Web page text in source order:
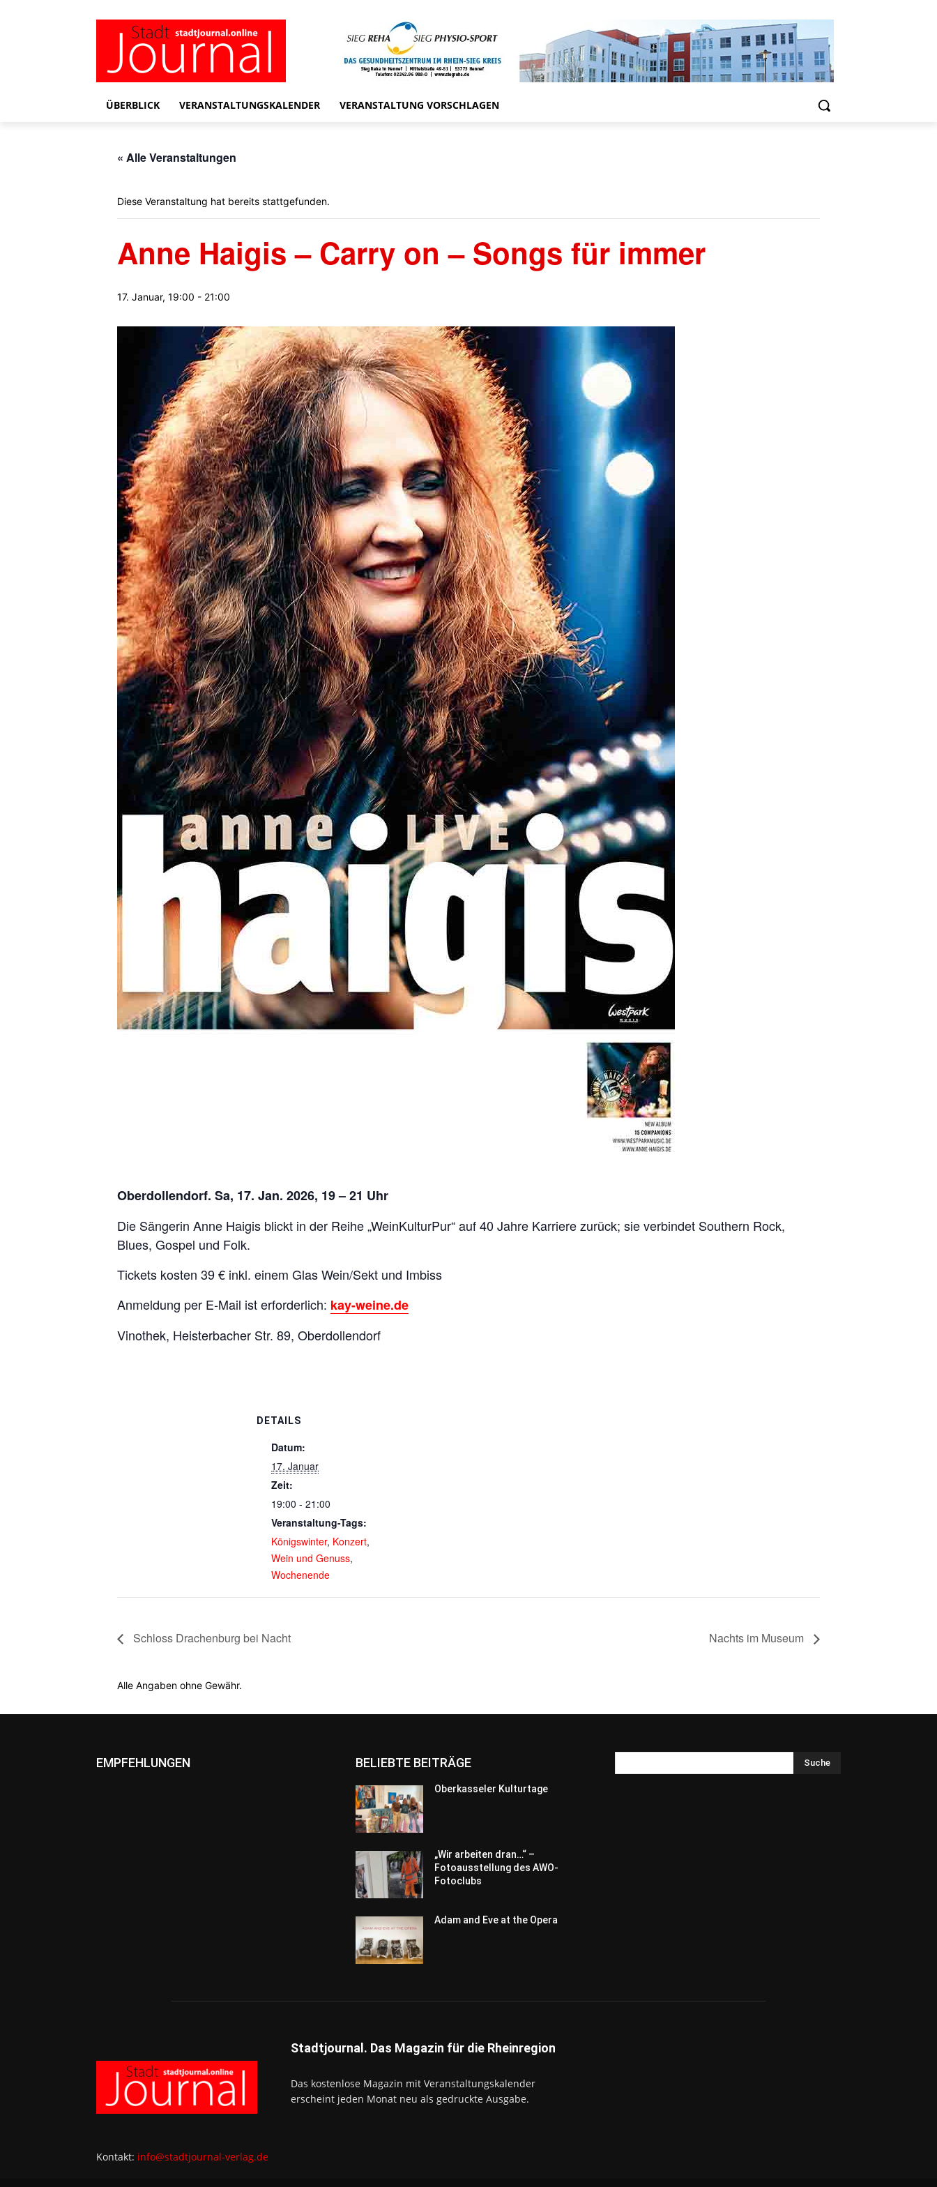
ÜBERBLICK VERANSTALTUNGSKALENDER VERANSTALTUNG VORSCHLAGEN
« Alle Veranstaltungen
Diese Veranstaltung hat bereits stattgefunden.
Anne Haigis – Carry on – Songs für immer
17. Januar, 19:00 - 21:00
Oberdollendorf. Sa, 17. Jan. 2026, 19 – 21 Uhr
Die Sängerin Anne Haigis blickt in der Reihe „WeinKulturPur“ auf 40 Jahre Karriere zurück; sie verbindet Southern Rock,
Blues, Gospel und Folk.
Tickets kosten 39 € inkl. einem Glas Wein/Sekt und Imbiss
Anmeldung per E‑Mail ist erforderlich: kay-weine.de
Vinothek, Heisterbacher Str. 89, Oberdollendorf
DETAILS
Datum:
17. Januar
Zeit:
19:00 - 21:00
Veranstaltung-Tags:
Königswinter, Konzert,
Wein und Genuss,
Wochenende
Schloss Drachenburg bei Nacht Nachts im Museum
Alle Angaben ohne Gewähr.
EMPFEHLUNGEN BELIEBTE BEITRÄGE
Oberkasseler Kulturtage
„Wir arbeiten dran…“ –
Fotoausstellung des AWO-
Fotoclubs
Adam and Eve at the Opera
Suche
Stadtjournal. Das Magazin für die Rheinregion
Das kostenlose Magazin mit Veranstaltungskalender
erscheint jeden Monat neu als gedruckte Ausgabe.
Kontakt: info@stadtjournal-verlag.de